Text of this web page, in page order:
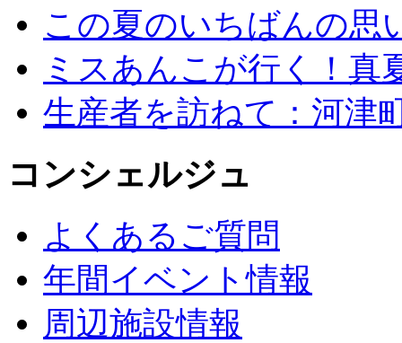
この夏のいちばんの思
ミスあんこが行く！真
生産者を訪ねて：河
コンシェルジュ
よくあるご質問
年間イベント情報
周辺施設情報